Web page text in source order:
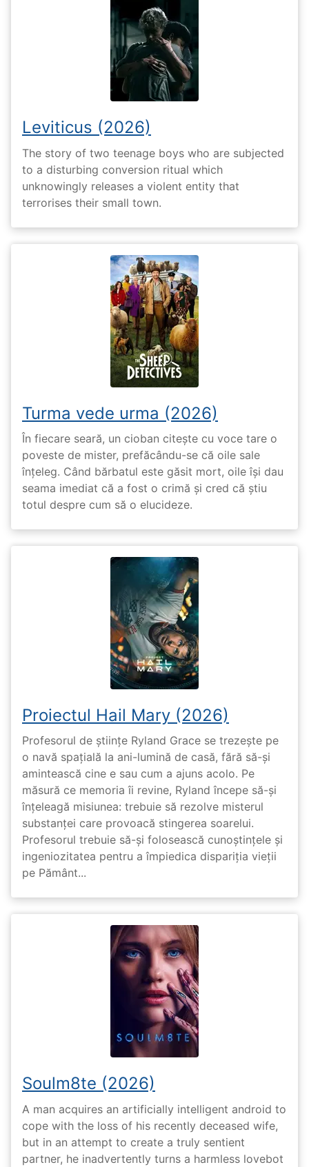
Leviticus (2026)
The story of two teenage boys who are subjected
to a disturbing conversion ritual which
unknowingly releases a violent entity that
terrorises their small town.
Turma vede urma (2026)
În fiecare seară, un cioban citește cu voce tare o
poveste de mister, prefăcându-se că oile sale
înțeleg. Când bărbatul este găsit mort, oile își dau
seama imediat că a fost o crimă și cred că știu
totul despre cum să o elucideze.
Proiectul Hail Mary (2026)
Profesorul de științe Ryland Grace se trezește pe
o navă spațială la ani-lumină de casă, fără să-și
amintească cine e sau cum a ajuns acolo. Pe
măsură ce memoria îi revine, Ryland începe să-și
înțeleagă misiunea: trebuie să rezolve misterul
substanței care provoacă stingerea soarelui.
Profesorul trebuie să-și folosească cunoștințele și
ingeniozitatea pentru a împiedica dispariția vieții
pe Pământ...
Soulm8te (2026)
A man acquires an artificially intelligent android to
cope with the loss of his recently deceased wife,
but in an attempt to create a truly sentient
partner, he inadvertently turns a harmless lovebot